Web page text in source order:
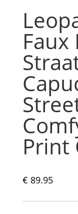
Faux
Print
€ 89.95